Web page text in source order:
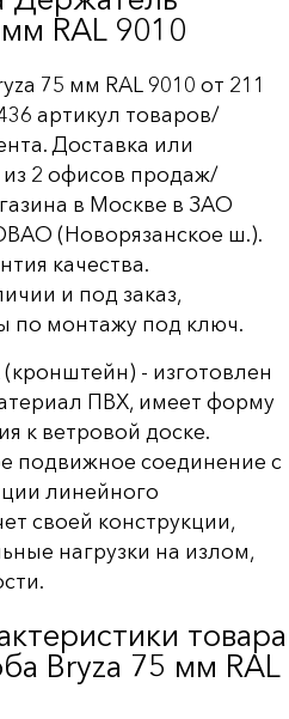
RAL 9010
75 мм RAL 9010 от 211
артикул товаров/
Доставка или
2 офисов продаж/
в Москве в ЗАО
(Новорязанское ш.).
качества.
и под заказ,
по монтажу под ключ.
- изготовлен
ПВХ, имеет форму
к ветровой доске.
подвижное соединение с
линейного
своей конструкции,
нагрузки на излом,
товара
Bryza 75 мм RAL